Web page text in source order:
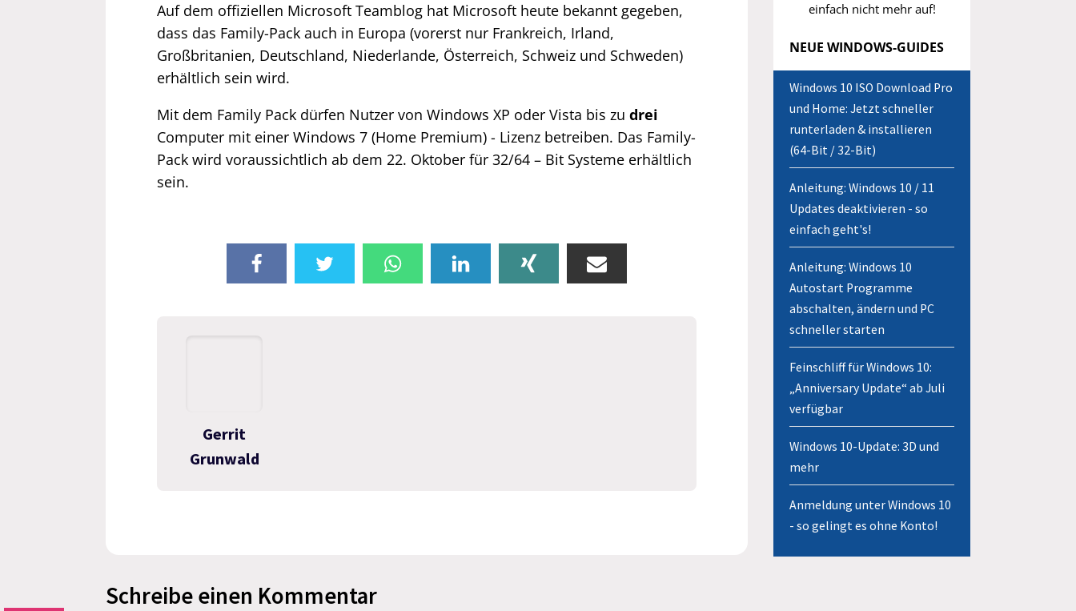
Auf dem offiziellen Microsoft Teamblog hat Microsoft heute bekannt gegeben,
dass das Family-Pack auch in Europa (vorerst nur Frankreich, Irland,
Großbritanien, Deutschland, Niederlande, Österreich, Schweiz und Schweden)
erhältlich sein wird.
Mit dem Family Pack dürfen Nutzer von Windows XP oder Vista bis zu drei
Computer mit einer Windows 7 (Home Premium) - Lizenz betreiben. Das Family-
Pack wird voraussichtlich ab dem 22. Oktober für 32/64 – Bit Systeme erhältlich
sein.
Gerrit
Grunwald
einfach nicht mehr auf!
NEUE WINDOWS-GUIDES
Windows 10 ISO Download Pro
und Home: Jetzt schneller
runterladen & installieren
(64-Bit / 32-Bit)
Anleitung: Windows 10 / 11
Updates deaktivieren - so
einfach geht's!
Anleitung: Windows 10
Autostart Programme
abschalten, ändern und PC
schneller starten
Feinschliff für Windows 10:
„Anniversary Update“ ab Juli
verfügbar
Windows 10-Update: 3D und
mehr
Anmeldung unter Windows 10
- so gelingt es ohne Konto!
Schreibe einen Kommentar